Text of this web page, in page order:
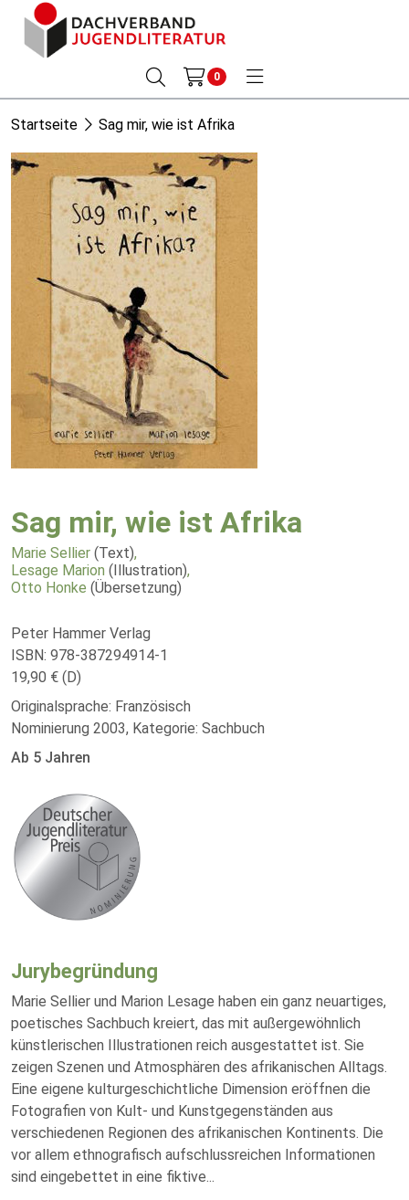
0
Startseite Sag mir, wie ist Afrika
Sag mir, wie ist Afrika
Marie Sellier (Text),
Lesage Marion (Illustration),
Otto Honke (Übersetzung)
Peter Hammer Verlag
ISBN: 978-387294914-1
19,90 € (D)
Originalsprache: Französisch
Nominierung 2003, Kategorie: Sachbuch
Ab 5 Jahren
Jurybegründung
Marie Sellier und Marion Lesage haben ein ganz neuartiges,
poetisches Sachbuch kreiert, das mit außergewöhnlich
künstlerischen Illustrationen reich ausgestattet ist. Sie
zeigen Szenen und Atmosphären des afrikanischen Alltags.
Eine eigene kulturgeschichtliche Dimension eröffnen die
Fotografien von Kult- und Kunstgegenständen aus
verschiedenen Regionen des afrikanischen Kontinents. Die
vor allem ethnografisch aufschlussreichen Informationen
sind eingebettet in eine fiktive...